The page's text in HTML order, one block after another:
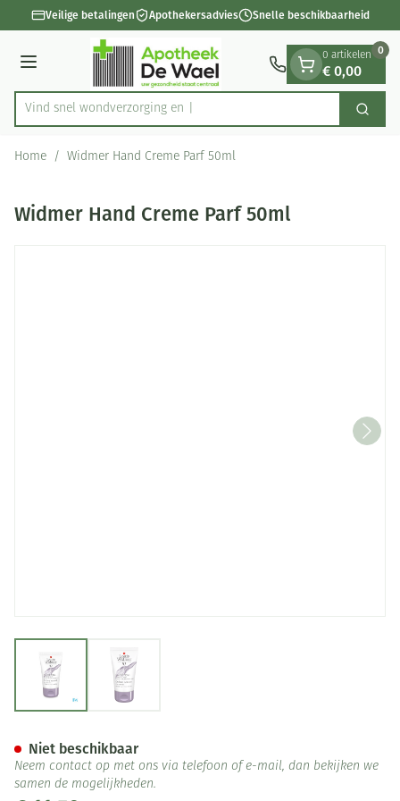
Ga naar de inhoud
1 van 1Veilige betalingen Apothekersadvies Snelle beschikbaarheid
Menu
Product, merk, categorie...
Vind snel wondverzorg Zoek
0 artikelen
€ 0,00
0
Home / Widmer Hand Creme Parf 50ml
Widmer Hand Creme Parf 50ml
View larger imageView larger image
Niet beschikbaar
Neem contact op met ons via telefoon of e-mail, dan bekijken we
samen de mogelijkheden.